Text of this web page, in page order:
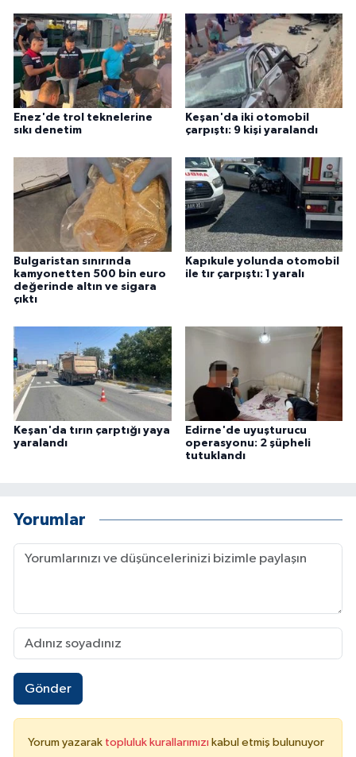
Enez'de trol teknelerine
sıkı denetim
Keşan'da iki otomobil
çarpıştı: 9 kişi yaralandı
Bulgaristan sınırında
kamyonetten 500 bin euro
değerinde altın ve sigara
çıktı
Kapıkule yolunda otomobil
ile tır çarpıştı: 1 yaralı
Keşan'da tırın çarptığı yaya
yaralandı
Edirne'de uyuşturucu
operasyonu: 2 şüpheli
tutuklandı
Yorumlar
Gönder
Yorum yazarak topluluk kurallarımızı kabul etmiş bulunuyor
Turizm
ÜLKE GÜNDEMİ
YAŞAM
Yerel Haberler